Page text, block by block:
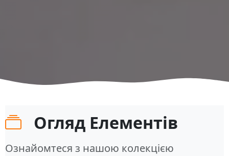
Огляд Елементів
Ознайомтеся з нашою колекцією